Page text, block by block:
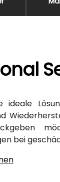
ideale
bei